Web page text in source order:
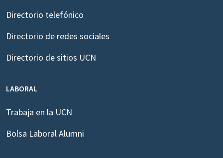
Directorio telefónico
Directorio de redes sociales
Directorio de sitios UCN
LABORAL
Trabaja en la UCN
Bolsa Laboral Alumni